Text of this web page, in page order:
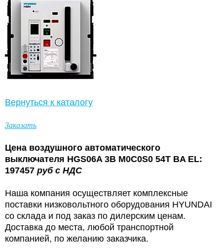
Вернуться к каталогу
Заказать
Цена воздушного автоматического
выключателя HGS06A 3B M0C0S0 54T BA EL:
197457 руб с НДС
Наша компания осуществляет комплексные
поставки низковольтного оборудования HYUNDAI
со склада и под заказ по дилерским ценам.
Доставка до места, любой транспортной
компанией, по желанию заказчика.